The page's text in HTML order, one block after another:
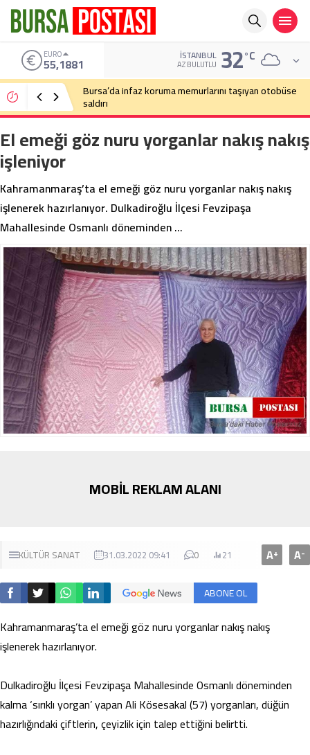
ALTIN
6.660,55 İSTANBUL
AZ BULUTLU 32°C
Bursa’da cadde ortasında bıçaklı kavga
El emeği göz nuru yorganlar nakış nakış
işleniyor
Kahramanmaraş’ta el emeği göz nuru yorganlar nakış nakış
işlenerek hazırlanıyor. Dulkadiroğlu İlçesi Fevzipaşa
Mahallesinde Osmanlı döneminden …
MOBİL REKLAM ALANI
KÜLTÜR SANAT 31.03.2022 09:41 0 21 A+ A-
ABONE OL
Kahramanmaraş’ta el emeği göz nuru yorganlar nakış nakış
işlenerek hazırlanıyor.
Dulkadiroğlu İlçesi Fevzipaşa Mahallesinde Osmanlı döneminden
kalma ‘sırıklı yorgan’ yapan Ali Kösesakal (57) yorganları, düğün
hazırlığındaki çiftlerin, çeyizlik için talep ettiğini belirtti.